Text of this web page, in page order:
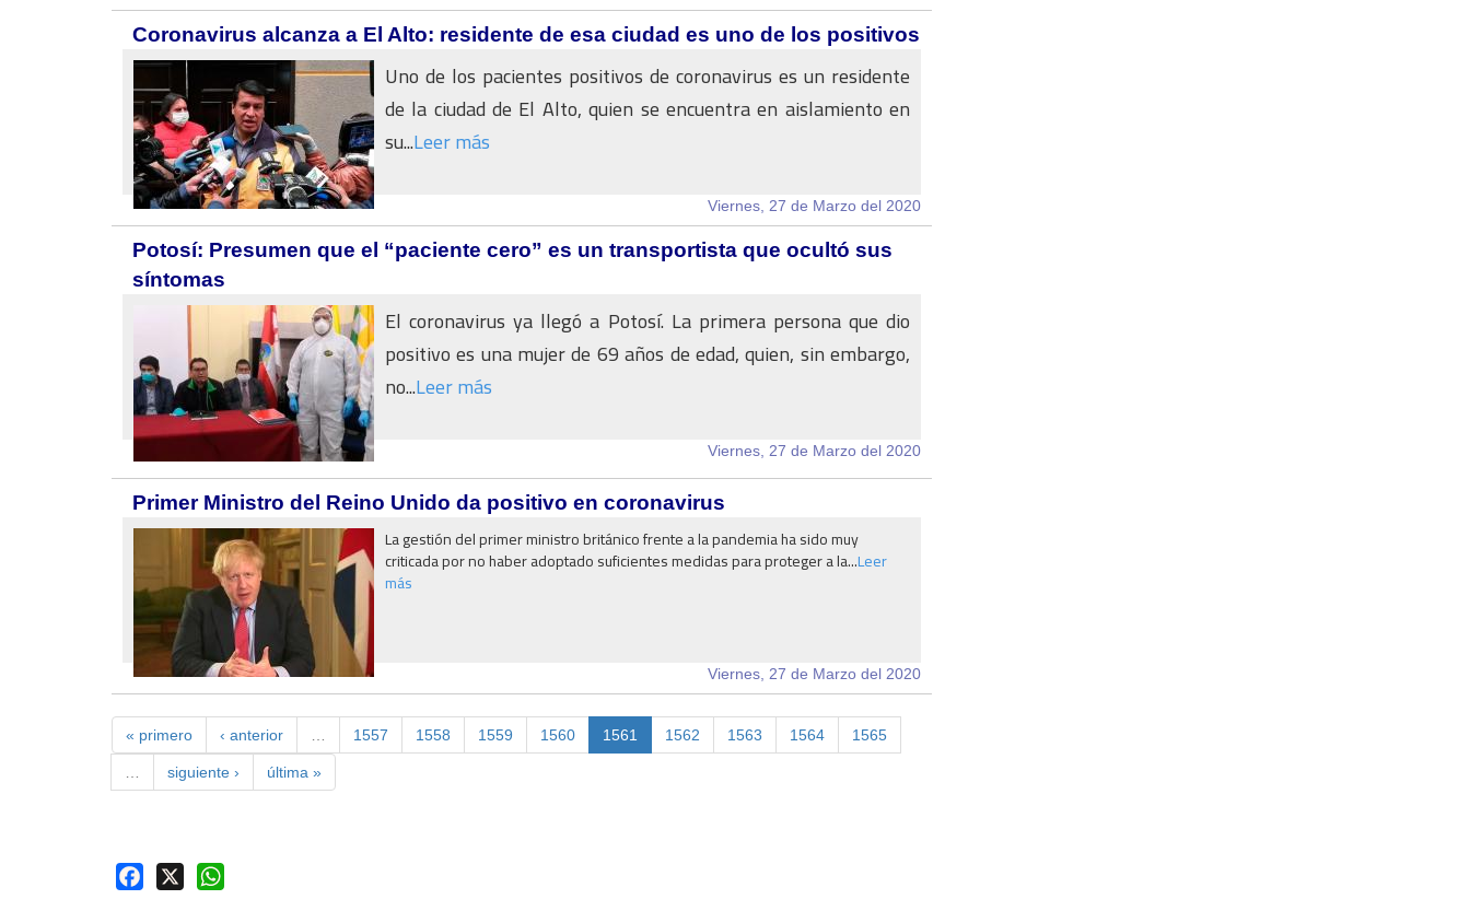
Coronavirus alcanza a El Alto: residente de esa ciudad es uno de los positivos
Uno de los pacientes positivos de coronavirus es un residente
de la ciudad de El Alto, quien se encuentra en aislamiento en
su...Leer más
Viernes, 27 de Marzo del 2020
Potosí: Presumen que el “paciente cero” es un transportista que ocultó sus
síntomas
El coronavirus ya llegó a Potosí. La primera persona que dio
positivo es una mujer de 69 años de edad, quien, sin embargo,
no...Leer más
Viernes, 27 de Marzo del 2020
Primer Ministro del Reino Unido da positivo en coronavirus
La gestión del primer ministro británico frente a la pandemia ha sido muy
criticada por no haber adoptado suficientes medidas para proteger a la...Leer
más
Viernes, 27 de Marzo del 2020
« primero ‹ anterior 1557 1558 1559 1560 1561 1562 1563 1564 1565
siguiente › última »
Facebook